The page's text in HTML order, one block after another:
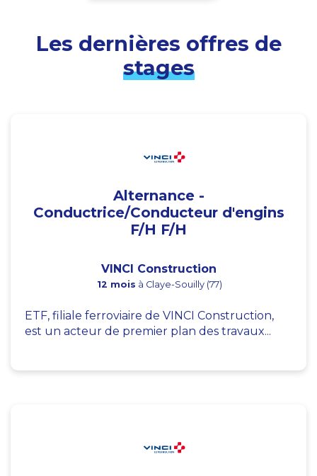
Les dernières offres de
stages
Alternance -
Conductrice/Conducteur d'engins
F/H F/H
VINCI Construction
12 mois à Claye-Souilly (77)
ETF, filiale ferroviaire de VINCI Construction,
est un acteur de premier plan des travaux...